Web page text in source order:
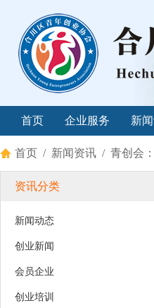
首页 企业服务 新
首页 / 新闻资讯 / 青创会
资讯分类
新闻动态
创业新闻
会员企业
创业培训